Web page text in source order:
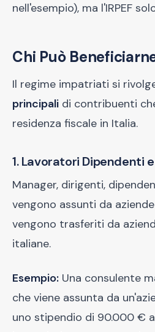
nell'esempio), ma l'IRPEF
Chi Può
Il regime impatriati si
principali di contribuenti
residenza fiscale in Italia.
1. Lavoratori Dipendenti
Manager, dirigenti,
vengono assunti da
vengono trasferiti da
italiane.
Esempio: Una consulente
che viene assunta da
uno stipendio di 90.000 €